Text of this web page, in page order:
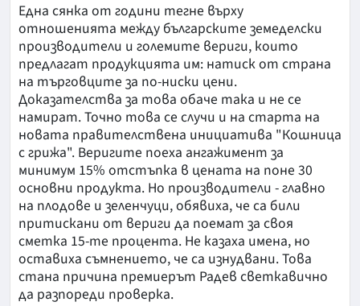
Една сянка от години тегне върху
отношенията между българските земеделски
производители и големите вериги, които
предлагат продукцията им: натиск от страна
на търговците за по-ниски цени.
Доказателства за това обаче така и не се
намират. Точно това се случи и на старта на
новата правителствена инициатива "Кошница
с грижа". Веригите поеха ангажимент за
минимум 15% отстъпка в цената на поне 30
основни продукта. Но производители - главно
на плодове и зеленчуци, обявиха, че са били
притискани от вериги да поемат за своя
сметка 15-те процента. Не казаха имена, но
оставиха съмнението, че са изнудвани. Това
стана причина премиерът Радев светкавично
да разпореди проверка.